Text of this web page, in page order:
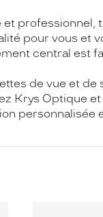
professionnel,
pour vous et
central
de vue et
Krys Optique
personnalisée